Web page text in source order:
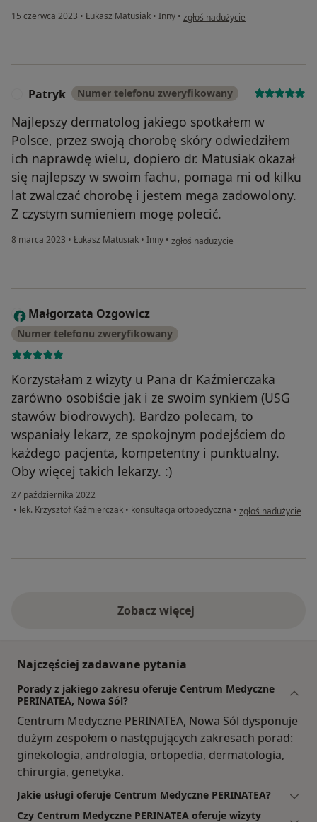
15 czerwca 2023 • Łukasz Matusiak • Inny • w opinii użytkownika Katarzyna
zgłoś nadużycie
Patryk Numer telefonu zweryfikowany
Najlepszy dermatolog jakiego spotkałem w
Polsce, przez swoją chorobę skóry odwiedziłem
ich naprawdę wielu, dopiero dr. Matusiak okazał
się najlepszy w swoim fachu, pomaga mi od kilku
lat zwalczać chorobę i jestem mega zadowolony.
Z czystym sumieniem mogę polecić.
8 marca 2023 • Łukasz Matusiak • Inny • w opinii użytkownika Patryk
zgłoś nadużycie
M Małgorzata Ozgowicz
Numer telefonu zweryfikowany
Korzystałam z wizyty u Pana dr Kaźmierczaka
zarówno osobiście jak i ze swoim synkiem (USG
stawów biodrowych). Bardzo polecam, to
wspaniały lekarz, ze spokojnym podejściem do
każdego pacjenta, kompetentny i punktualny.
Oby więcej takich lekarzy. :)
27 października 2022
• lek. Krzysztof Kaźmierczak • konsultacja ortopedyczna • w opinii
zgłoś nadużycie
Zobacz więcej
Najczęściej zadawane pytania
Porady z jakiego zakresu oferuje Centrum Medyczne
PERINATEA, Nowa Sól?
Centrum Medyczne PERINATEA, Nowa Sól dysponuje
dużym zespołem o następujących zakresach porad:
ginekologia, andrologia, ortopedia, dermatologia,
chirurgia, genetyka.
Jakie usługi oferuje Centrum Medyczne PERINATEA?
Czy Centrum Medyczne PERINATEA oferuje wizyty